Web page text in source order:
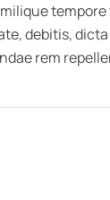
tempore
debitis,
rem